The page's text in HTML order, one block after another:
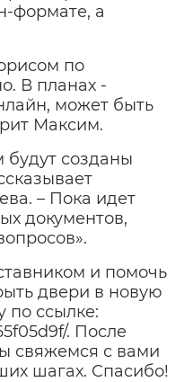
формате, а
по
В планах -
может быть
Максим.
созданы
– Пока идет
документов,
и помочь
двери в новую
по ссылке:
. После
свяжемся с вами
шагах. Спасибо!